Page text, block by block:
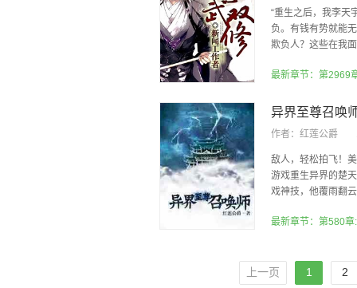
“重生之后，我李天
负。有钱有势就能
欺负人？这些在我
最新章节：第2969
异界至尊召唤
作者： 红莲公爵
敌人，轻松拍飞！
游戏重生异界的楚
戏神技，他覆雨翻
最新章节：第580
上一页 1 2